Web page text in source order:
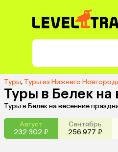
Туры, Туры из Нижнего
Туры в Белек
Туры в Белек на весенние
Август
232 302 ₽
Сентябрь
256 977 ₽